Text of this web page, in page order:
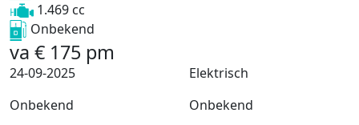
1.469 cc
Onbekend
va € 175 pm
24-09-2025
Elektrisch
Onbekend
Onbekend